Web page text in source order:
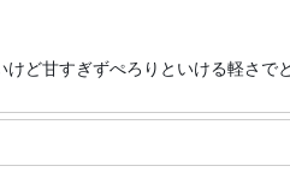
ど甘すぎずぺろりといける軽さで